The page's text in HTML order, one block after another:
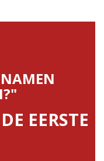
EERSTE